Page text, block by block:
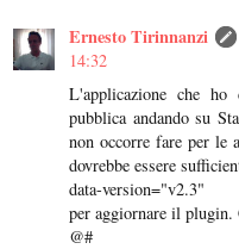
Ernesto Tirinnanzi
14:32
L'applicazione che ho
pubblica andando su
non occorre fare per le
dovrebbe essere
data-version="v2.3"
per aggiornare il
@#